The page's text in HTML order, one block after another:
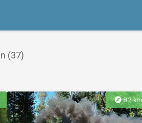
(37)
explore8.2 km